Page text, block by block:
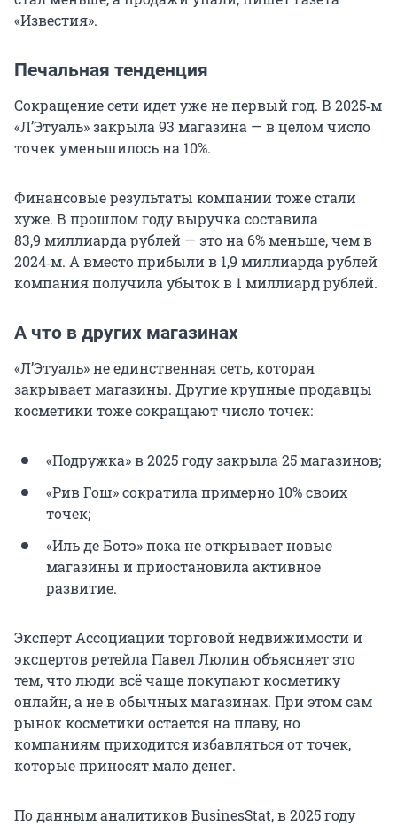
«Известия».
Печальная тенденция
Сокращение сети идет уже не первый год. В 2025‑м
«Л’Этуаль» закрыла 93 магазина — в целом число
точек уменьшилось на 10%.
Финансовые результаты компании тоже стали
хуже. В прошлом году выручка составила
83,9 миллиарда рублей — это на 6% меньше, чем в
2024‑м. А вместо прибыли в 1,9 миллиарда рублей
компания получила убыток в 1 миллиард рублей.
А что в других магазинах
«Л’Этуаль» не единственная сеть, которая
закрывает магазины. Другие крупные продавцы
косметики тоже сокращают число точек:
«Подружка» в 2025 году закрыла 25 магазинов;
«Рив Гош» сократила примерно 10% своих
точек;
«Иль де Ботэ» пока не открывает новые
магазины и приостановила активное
развитие.
Эксперт Ассоциации торговой недвижимости и
экспертов ретейла Павел Люлин объясняет это
тем, что люди всё чаще покупают косметику
онлайн, а не в обычных магазинах. При этом сам
рынок косметики остается на плаву, но
компаниям приходится избавляться от точек,
которые приносят мало денег.
По данным аналитиков BusinesStat, в 2025 году